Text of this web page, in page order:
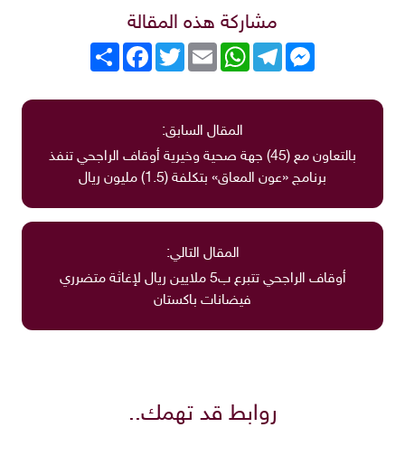
مشاركة هذه المقالة
انشر
FacebookTwitterEmail
WhatsAppTelegram
Messenger
المقال السابق:
بالتعاون مع (45) جهة صحية وخيرية أوقاف الراجحي تنفذ
برنامج «عون المعاق» بتكلفة (1.5) مليون ريال
المقال التالي:
أوقاف الراجحي تتبرع ب5 ملايين ريال لإغاثة متضرري
فيضانات باكستان
روابط قد تهمك..